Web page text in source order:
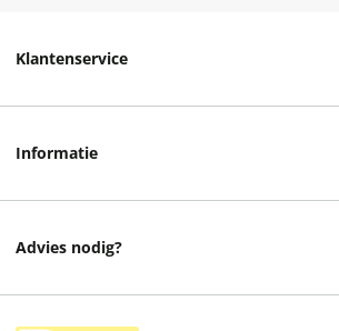
Klantenservice
Informatie
Advies nodig?